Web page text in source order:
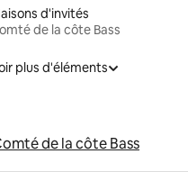
d'invités
de la côte Bass
plus d'éléments
de la côte Bass